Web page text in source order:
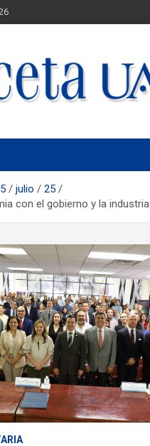
julio
25
con el gobierno y la industria